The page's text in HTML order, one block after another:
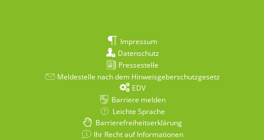
Impressum
Datenschutz
Pressestelle
Meldestelle nach dem Hinweisgeberschutzgesetz
EDV
Barriere melden
Leichte Sprache
Barrierefreiheitserklärung
Ihr Recht auf Informationen